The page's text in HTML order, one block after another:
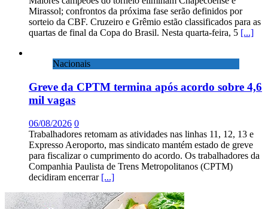
Mirassol; confrontos da próxima fase serão definidos por
sorteio da CBF. Cruzeiro e Grêmio estão classificados para as
quartas de final da Copa do Brasil. Nesta quarta-feira, 5 [...]
Nacionais
Greve da CPTM termina após acordo sobre 4,6
mil vagas
06/08/2026 0
Trabalhadores retomam as atividades nas linhas 11, 12, 13 e
Expresso Aeroporto, mas sindicato mantém estado de greve
para fiscalizar o cumprimento do acordo. Os trabalhadores da
Companhia Paulista de Trens Metropolitanos (CPTM)
decidiram encerrar [...]